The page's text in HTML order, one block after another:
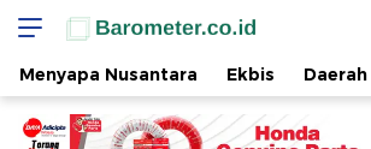
www.barometer.co.id
Berita Terkini di Sulawesi Utara
Menyapa Nusantara Ekbis Daerah